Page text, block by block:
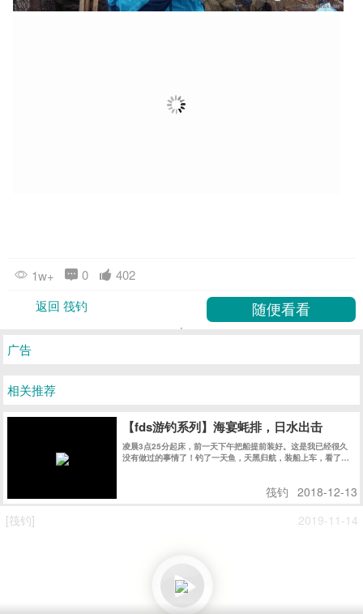
凌晨3点25分起床，前一天下午把船提前装好。这是我已经很久
下时间是21点21分........
筏钓 2018-12-13
[筏钓]
[视频] 浪子游钓系列 | “阳江港口”船筏海钓全攻略
这里鱼种也比较丰富，什么腊鱼、红古、红油、黄立鲳和魔鬼鱼之类的通通都有！
[筏钓] 2021-04-29